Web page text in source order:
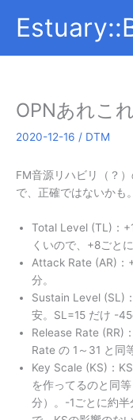
OPNあれこれ
2020-12-16 / DTM
FM音源リハビリ（？
で、正確ではないかも。
Total Level (TL)：
くいので、+8ごと
Attack Rate (AR)：
分。
Sustain Level (SL)
安。SL=15 だけ -
Release Rate (RR)
Rate の 1～31 と同
Key Scale (KS)：
を作ってるのと同
分）。-1ごとに約